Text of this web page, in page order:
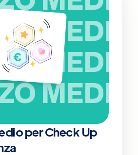
MEDIO
MEDIO
MEDIO
per Check Up